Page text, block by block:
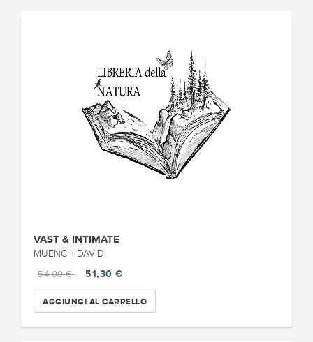
VAST & INTIMATE
MUENCH DAVID
54,00 €
51,30 €
AGGIUNGI AL CARRELLO